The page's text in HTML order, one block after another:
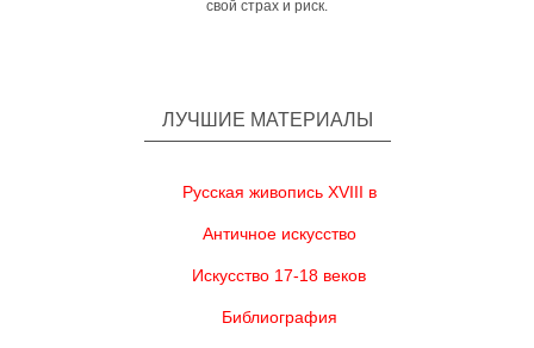
свой страх и риск.
ЛУЧШИЕ МАТЕРИАЛЫ
Русская живопись XVIII в
Античное искусство
Искусство 17-18 веков
Библиография